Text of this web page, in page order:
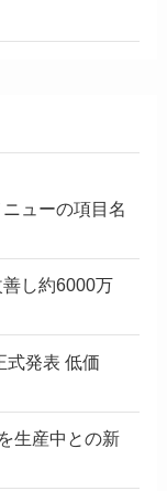
ューの項目名
し約6000万
式発表 低価
生産中との新